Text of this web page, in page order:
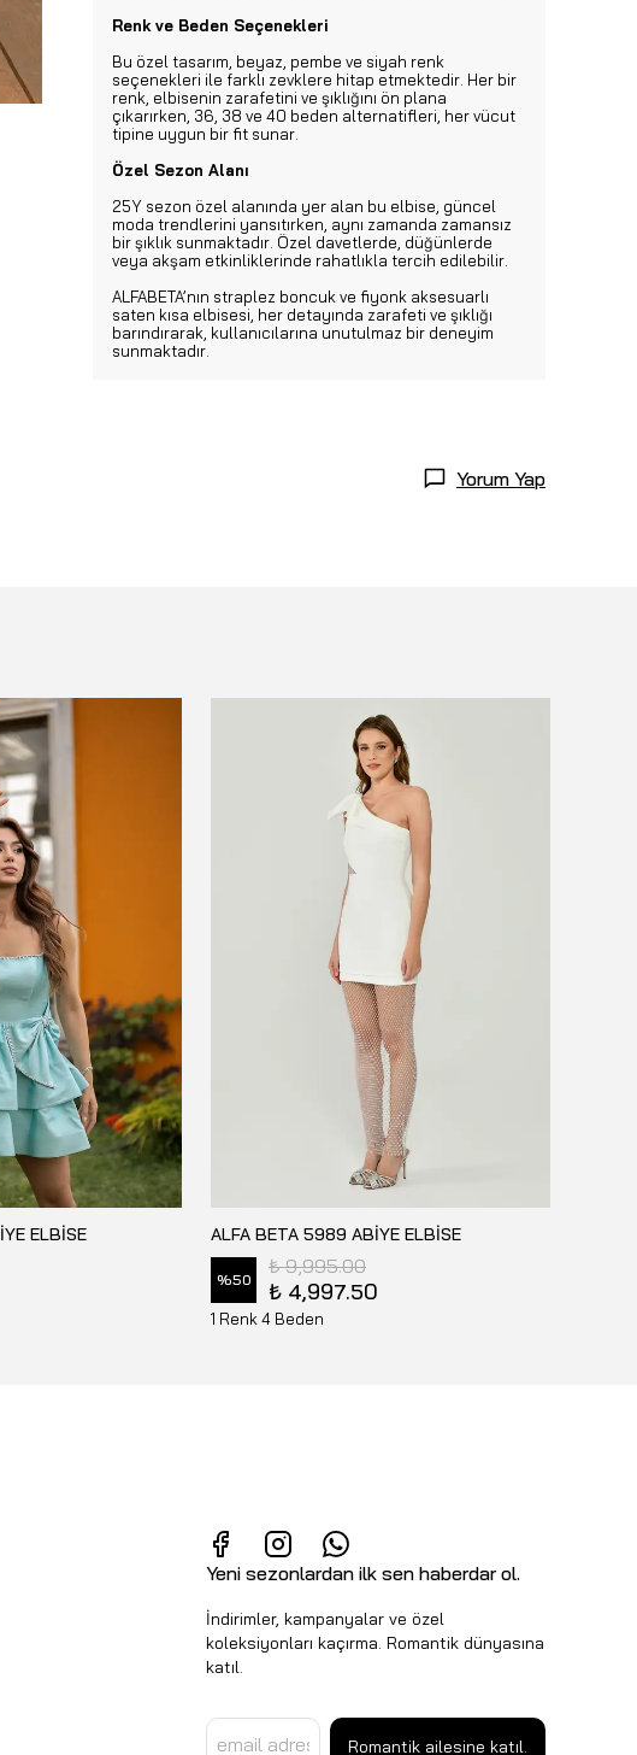
Renk ve Beden Seçenekleri
Bu özel tasarım, beyaz, pembe ve siyah renk
seçenekleri ile farklı zevklere hitap etmektedir. Her bir
renk, elbisenin zarafetini ve şıklığını ön plana
çıkarırken, 36, 38 ve 40 beden alternatifleri, her vücut
tipine uygun bir fit sunar.
Özel Sezon Alanı
25Y sezon özel alanında yer alan bu elbise, güncel
moda trendlerini yansıtırken, aynı zamanda zamansız
bir şıklık sunmaktadır. Özel davetlerde, düğünlerde
veya akşam etkinliklerinde rahatlıkla tercih edilebilir.
ALFABETA’nın straplez boncuk ve fiyonk aksesuarlı
saten kısa elbisesi, her detayında zarafeti ve şıklığı
barındırarak, kullanıcılarına unutulmaz bir deneyim
sunmaktadır.
Yorum Yap
ELBİSE ALFA BETA 5989 ABİYE ELBİSE
%50
₺ 9,995.00
₺ 4,997.50
1 Renk 4 Beden
Yeni sezonlardan ilk sen haberdar ol.
İndirimler, kampanyalar ve özel
koleksiyonları kaçırma. Romantik dünyasına
katıl.
Romantik ailesine katıl.